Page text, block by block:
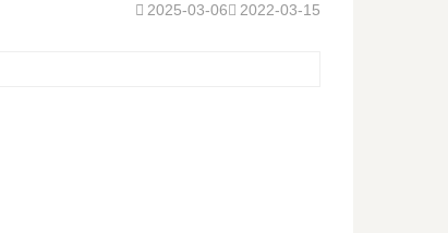
2022-03-15
2025-03-06